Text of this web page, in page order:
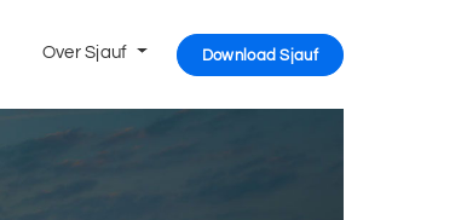
Over Sjauf Download Sjauf